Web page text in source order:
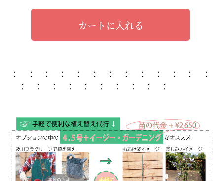
カートに入れる
： ： ： ： ： ： ： ： ： ： ： ： ：
： ： ： ： ： ： ： ： ： ：